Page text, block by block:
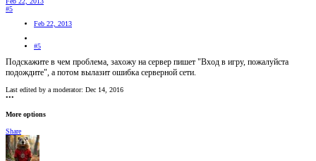
#5
Feb 22, 2013
#5
Подскажите в чем проблема, захожу на сервер пишет "Вход в игру, пожалуйста
подождите", а потом вылазит ошибка серверной сети.
Last edited by a moderator: Dec 14, 2016
•••
More options
Share